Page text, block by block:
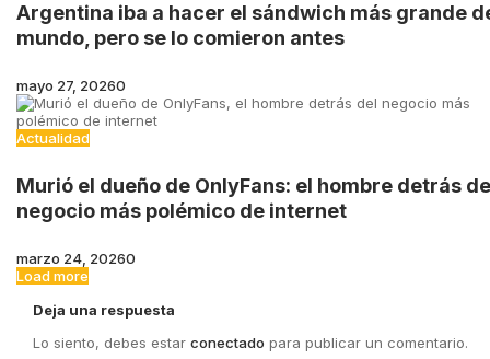
Argentina iba a hacer el sándwich más grande
mundo, pero se lo comieron antes
mayo 27, 20260
Actualidad
Murió el dueño de OnlyFans: el hombre detrás
negocio más polémico de internet
marzo 24, 20260
Load more
Deja una respuesta
Lo siento, debes estar conectado para publicar un comentario.